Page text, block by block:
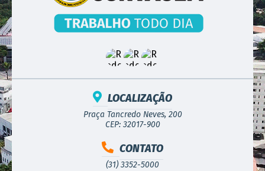
LOCALIZAÇÃO
Praça Tancredo Neves, 200
CEP: 32017-900
CONTATO
(31) 3352-5000